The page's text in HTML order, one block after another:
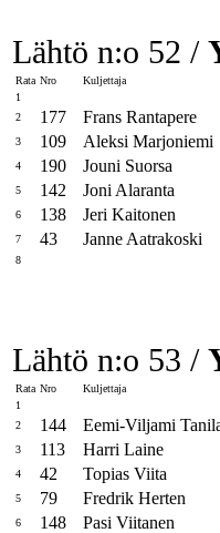
Lähtö n:o 52 /
Rata Nro Kuljettaja
1
2
177 Frans Rantapere
3 109 Aleksi Marjoniemi
4 190 Jouni Suorsa
5 142 Joni Alaranta
6 138 Jeri Kaitonen
7 43 Janne Aatrakoski
8
Lähtö n:o 53 /
Rata Nro Kuljettaja
1
2
144 Eemi-Viljami
3 113 Harri Laine
4 42 Topias Viita
5 79 Fredrik Herten
6 148 Pasi Viitanen